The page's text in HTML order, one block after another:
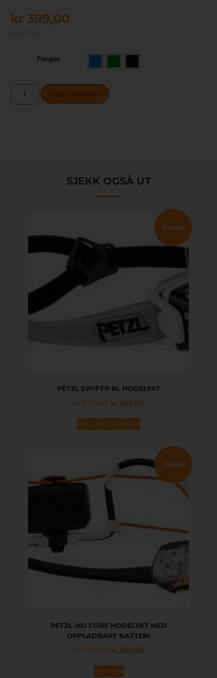
kr 399,00
inkl.mva
Farger
Legg i handlekurv
SJEKK OGSÅ UT
Tilbud!
PETZL SWIFT® RL HODELYKT
kr1.059,00 kr 988,00
VELG ALTERNATIV
Tilbud!
PETZL IKO CORE HODELYKT MED
OPPLADBART BATTERI
kr1.099,00 kr698,00
LES MER